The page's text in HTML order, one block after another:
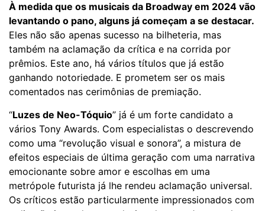
À medida que os musicais da Broadway em 2024 vão
levantando o pano, alguns já começam a se destacar.
Eles não são apenas sucesso na bilheteria, mas
também na aclamação da crítica e na corrida por
prêmios. Este ano, há vários títulos que já estão
ganhando notoriedade. E prometem ser os mais
comentados nas cerimônias de premiação.
“Luzes de Neo-Tóquio” já é um forte candidato a
vários Tony Awards. Com especialistas o descrevendo
como uma “revolução visual e sonora”, a mistura de
efeitos especiais de última geração com uma narrativa
emocionante sobre amor e escolhas em uma
metrópole futurista já lhe rendeu aclamação universal.
Os críticos estão particularmente impressionados com